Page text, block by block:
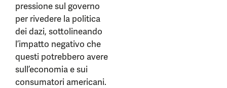
pressione sul governo
per rivedere la politica
dei dazi, sottolineando
l’impatto negativo che
questi potrebbero avere
sull’economia e sui
consumatori americani.